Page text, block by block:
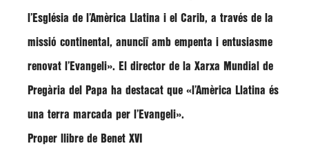
l’Església de l’Amèrica Llatina i el Carib, a través de la
missió continental, anunciï amb empenta i entusiasme
renovat l’Evangeli». El director de la Xarxa Mundial de
Pregària del Papa ha destacat que «l’Amèrica Llatina és
una terra marcada per l’Evangeli».
Proper llibre de Benet XVI